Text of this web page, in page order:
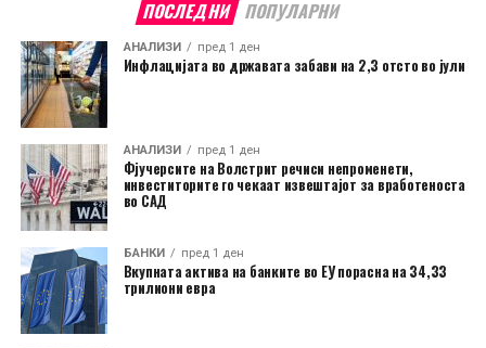
ПОСЛЕДНИ ПОПУЛАРНИ
АНАЛИЗИ пред 1 ден
Инфлацијата во државата забави на 2,3 отсто во јули
АНАЛИЗИ пред 1 ден
Фјучерсите на Волстрит речиси непроменети,
инвеститорите го чекаат извештајот за вработеноста
во САД
БАНКИ пред 1 ден
Вкупната актива на банките во ЕУ порасна на 34,33
трилиони евра